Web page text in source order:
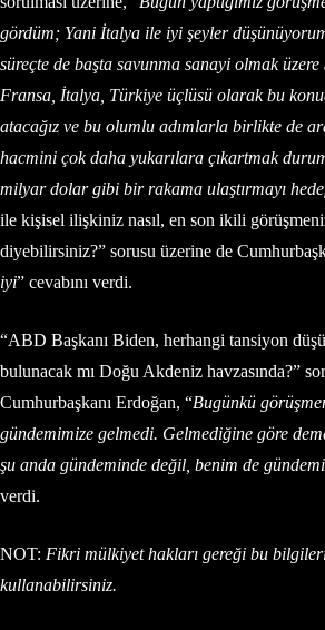
gördüm; Yani İtalya ile iyi şeyler
süreçte de başta savunma sanayi olmak
Fransa, İtalya, Türkiye üçlüsü olarak bu
atacağız ve bu olumlu adımlarla birlikte de
hacmini çok daha yukarılara çıkartmak
milyar dolar gibi bir rakama ulaştırmayı
ile kişisel ilişkiniz nasıl, en son ikili
diyebilirsiniz?” sorusu üzerine de
iyi” cevabını verdi.
“ABD Başkanı Biden, herhangi tansiyon
bulunacak mı Doğu Akdeniz havzasında?”
Cumhurbaşkanı Erdoğan, “Bugünkü
gündemimize gelmedi. Gelmediğine göre
şu anda gündeminde değil, benim de
verdi.
NOT: Fikri mülkiyet hakları gereği bu
kullanabilirsiniz.